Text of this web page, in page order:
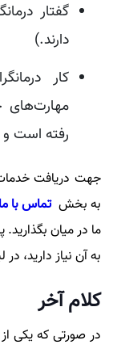
گفتار
دارند.)
کار
رفته است
جهت دریافت خدمات
به بخش تماس با ما
ما در میان
به آن نیاز
کلام آخر
در صورتی که یکی